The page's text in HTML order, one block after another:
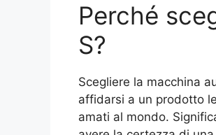
Perché
S?
Scegliere la macchina
affidarsi a un prodotto
amati al mondo.